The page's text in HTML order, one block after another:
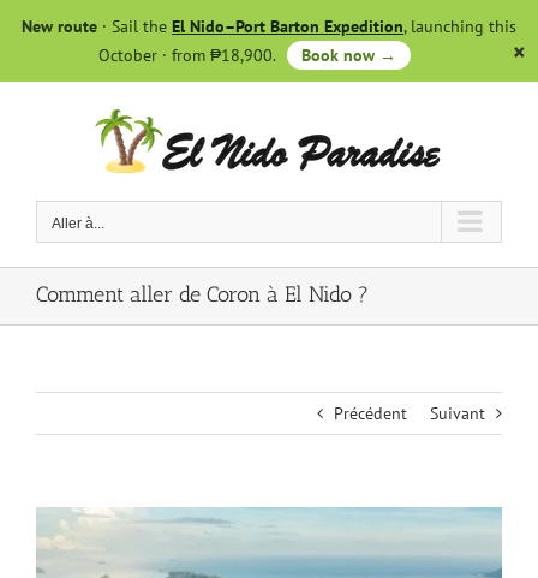
New route · Sail the El Nido–Port Barton Expedition, launching this
October · from ₱18,900.
Book now →
Aller à...
Comment aller de Coron à El Nido ?
Précédent Suivant